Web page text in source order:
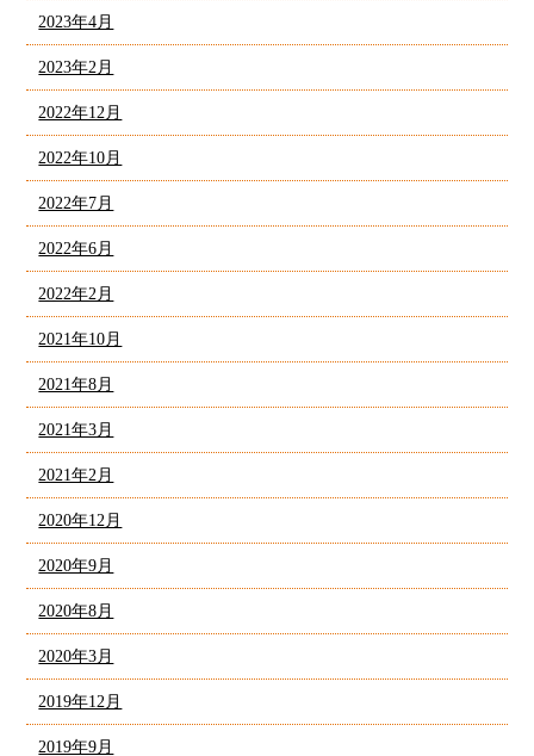
2023年4月
2023年2月
2022年12月
2022年10月
2022年7月
2022年6月
2022年2月
2021年10月
2021年8月
2021年3月
2021年2月
2020年12月
2020年9月
2020年8月
2020年3月
2019年12月
2019年9月